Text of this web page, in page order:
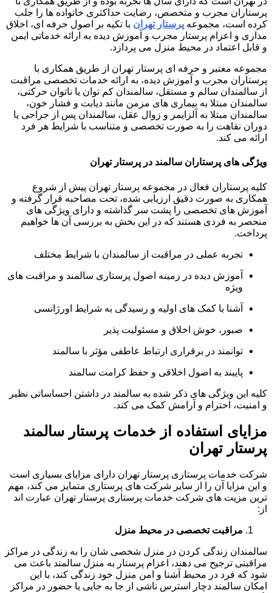
پرستاران مجرب و متخصص، رضایت حداکثری خانواده ها را جلب
کرده است، مجموعه پرستار تهران با تکیه بر اصول حرفه ای، اخلاق
مداری و اعزام پرستار مجرب و آموزش دیده به ارائه خدماتی ایمن
و قابل اعتماد در محیط منزل می پردازد.
مجموعه معتبر و حرفه ای پرستار تهران از طریق همکاری با
پرستاران مجرب و آموزش دیده، به ارائه خدمات تخصصی مراقبت
از سالمندان سالم و مستقل، سالمندان کم توان یا ناتوان حرکتی،
سالمندان مبتلا به بیماری های مزمن مانند دیابت و فشار خون،
سالمندان مبتلا به آلزایمر و زوال عقل، سالمندان پس از جراحی یا
دوران نقاهت را به صورت تخصصی و متناسب با شرایط هر فرد
ارائه می کند.
ویژگی های پرستاران سالمند در پرستار تهران
کلیه پرستاران فعال در مجموعه پرستار تهران پیش از شروع
همکاری به صورت دقیق ارزیابی شده، تحت مصاحبه قرار گرفته و
آموزش های تخصصی را پشت سر گذاشته و دارای ویژگی های
منحصر به فردی هستند که در این بخش به بررسی آن ها خواهیم
پرداخت.
تجربه عملی در مراقبت از سالمندان با شرایط مختلف
آموزش دیده در زمینه اصول پرستاری سالمند و مراقبت های
ویژه
آشنا با کمک های اولیه و رسیدگی به شرایط اورژانسی
صبور، خوش اخلاق و مسئولیت پذیر
توانمند در برقراری ارتباط عاطفی مؤثر با سالمند
پایبند به اصول اخلاقی و حفظ کرامت سالمند
کلیه این ویژگی های ذکر شده به سالمند در داشتن احساساتی نظیر
و امنیت، احترام و آرامش کمک می کند.
مزایای استفاده از خدمات پرستار سالمند
پرستار تهران
شرکت خدمات پرستاری پرستار تهران دارای مزایای بسیاری است
و این مزایا آن را از سایر شرکت های پرستاری متمایز می کند، مهم
ترین مزیت های شرکت خدمات پرستاری پرستار تهران عبارت اند
از:
مراقبت تخصصی در محیط منزل
سالمندان زندگی کردن در منزل شخصی شان را به زندگی در مراکز
مراقبتی ترجیح می دهند، اعزام پرستار به منزل سالمند باعث می
شود که فرد در محیط آشنا و امن منزل خود زندگی کند، با این
امکان سالمند دچار استرس ناشی از جا به جایی یا حضور در مراکز